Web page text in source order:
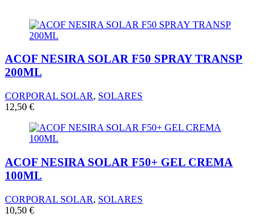
ACOF NESIRA SOLAR F50 SPRAY TRANSP
200ML
CORPORAL SOLAR, SOLARES
12,50 €
ACOF NESIRA SOLAR F50+ GEL CREMA
100ML
CORPORAL SOLAR, SOLARES
10,50 €